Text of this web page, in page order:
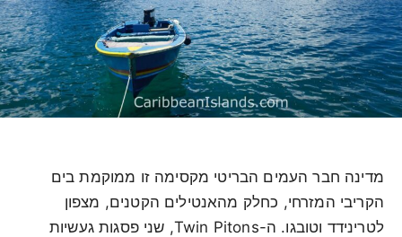
מדינה חבר העמים הבריטי מקסימה זו ממוקמת בים
הקריבי המזרחי, כחלק מהאנטילים הקטנים, מצפון
לטרינידד וטובגו. ה-Twin Pitons, שני פסגות געשיות